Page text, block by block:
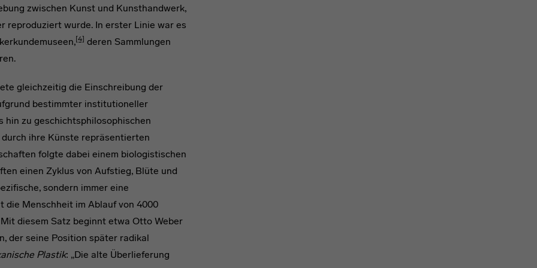
zwischen Kunst und Kunsthandwerk,
reproduziert wurde. In erster Linie war es
[4] deren Sammlungen
gleichzeitig die Einschreibung der
bestimmter institutioneller
hin zu geschichtsphilosophischen
ihre Künste repräsentierten
folgte dabei einem biologistischen
einen Zyklus von Aufstieg, Blüte und
sondern immer eine
die Menschheit im Ablauf von 4000
diesem Satz beginnt etwa Otto Weber
der seine Position später radikal
Plastik: „Die alte Überlieferung